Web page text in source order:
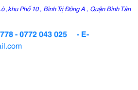
,khu Phố 10 , Bình Trị Đông A , Quận Bình Tân
- 0772 043 025 - E-